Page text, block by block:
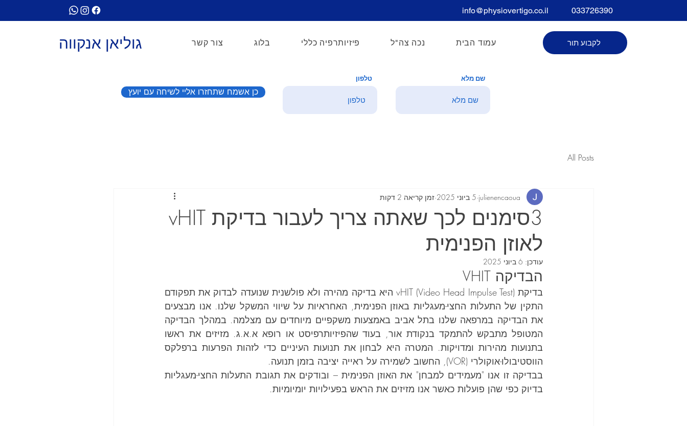
033726390
info@physiovertigo.co.il
גוליאן אנקווה עמוד הבית נכה צה"ל פיזיותרפיה כללי בלוג צור קשר לקבוע תור
שם מלא טלפון
כן אשמח שתחזרו אליי לשיחה עם יועץ
All Posts
3סימנים לכך שאתה צריך לעבור בדיקת vHIT
לאוזן הפנימית
julienencaoua 5 ביוני 2025 זמן קריאה 2 דקות
עודכן: 6 ביוני 2025
הבדיקה VHIT
הווסטיבולו-אוקולרי (VOR), החשוב לשמירה על ראייה יציבה בזמן תנועה.
בדיוק כפי שהן פועלות כאשר אנו מזיזים את הראש בפעילויות יומיומיות.